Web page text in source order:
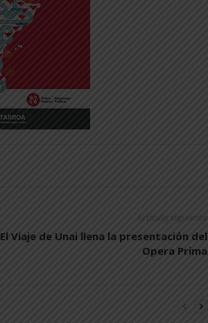
Artículo siguiente
El Viaje de Unai llena la presentación del
Opera Prima